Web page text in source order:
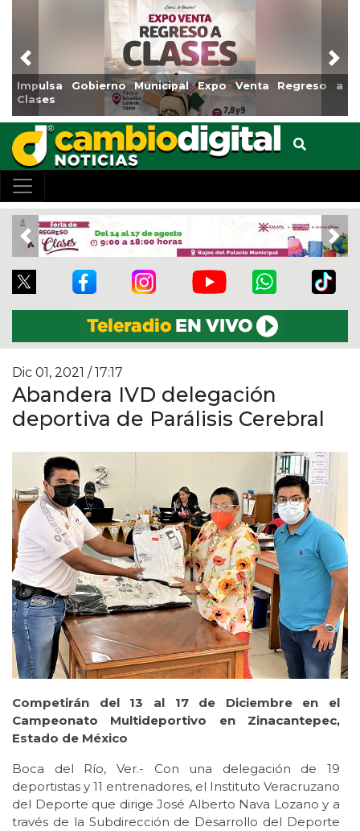
Municipal Expo Venta Regreso a
Reabrirá
Previous
Previous
Dic 01, 2021 / 17:17
Abandera IVD delegación
deportiva de Parálisis Cerebral
Competirán del 13 al 17 de Diciembre en el
Campeonato Multideportivo en Zinacantepec,
Estado de México
Boca del Río, Ver.- Con una delegación de 19
deportistas y 11 entrenadores, el Instituto Veracruzano
del Deporte que dirige José Alberto Nava Lozano y a
través de la Subdirección de Desarrollo del Deporte